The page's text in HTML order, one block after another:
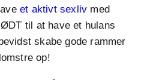
et aktivt sexliv med
til at have et hulans
skabe gode rammer
op!